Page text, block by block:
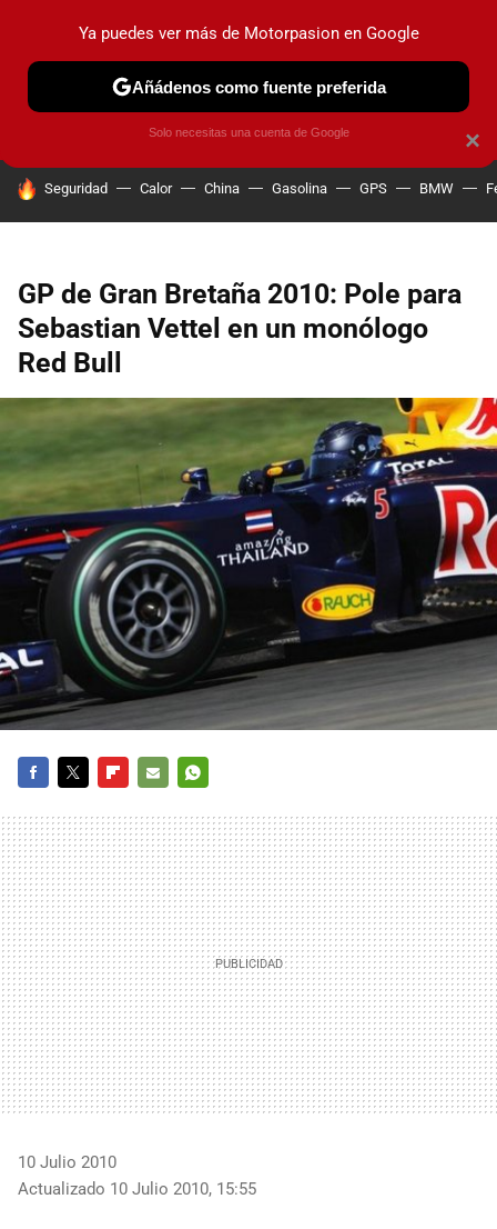
PRUEBAS COCHES ELÉCTRICOS OBSERVATORIO
HOY SE HABLA DE
Seguridad Calor China Gasolina GPS BMW
GP de Gran Bretaña 2010: Pole para
Sebastian Vettel en un monólogo
Red Bull
MAIL
10 Julio 2010
Actualizado 10 Julio 2010, 15:55
×
Ya puedes ver más de Motorpasion en Google
Añádenos como fuente preferida
Solo necesitas una cuenta de Google